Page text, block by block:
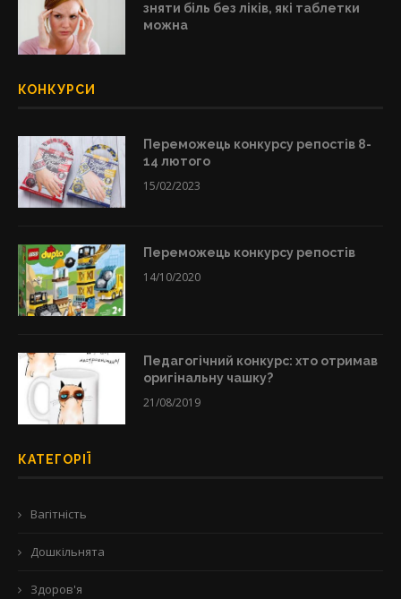
зняти біль без ліків, які таблетки
можна
КОНКУРСИ
Переможець конкурсу репостів 8-
14 лютого
15/02/2023
Переможець конкурсу репостів
14/10/2020
Педагогічний конкурс: хто отримав
оригінальну чашку?
21/08/2019
КАТЕГОРІЇ
Вагітність
Дошкільнята
Здоров'я